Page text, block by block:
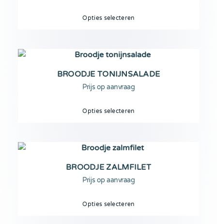
Opties selecteren
BROODJE TONIJNSALADE
Prijs op aanvraag
Opties selecteren
BROODJE ZALMFILET
Prijs op aanvraag
Opties selecteren